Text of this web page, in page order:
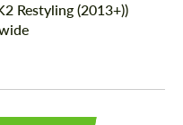
Restyling (2013+))